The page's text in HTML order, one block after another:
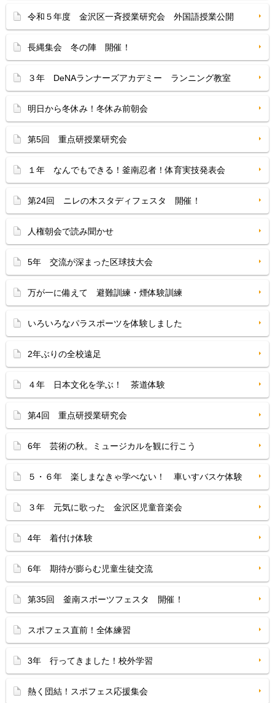
令和５年度 金沢区一斉授業研究会 外国語授業公開
長縄集会 冬の陣 開催！
３年 DeNAランナーズアカデミー ランニング教室
明日から冬休み！冬休み前朝会
第5回 重点研授業研究会
１年 なんでもできる！釜南忍者！体育実技発表会
第24回 ニレの木スタディフェスタ 開催！
人権朝会で読み聞かせ
5年 交流が深まった区球技大会
万が一に備えて 避難訓練・煙体験訓練
いろいろなパラスポーツを体験しました
2年ぶりの全校遠足
４年 日本文化を学ぶ！ 茶道体験
第4回 重点研授業研究会
6年 芸術の秋。ミュージカルを観に行こう
５・６年 楽しまなきゃ学べない！ 車いすバスケ体験
３年 元気に歌った 金沢区児童音楽会
4年 着付け体験
6年 期待が膨らむ児童生徒交流
第35回 釜南スポーツフェスタ 開催！
スポフェス直前！全体練習
3年 行ってきました！校外学習
熱く団結！スポフェス応援集会